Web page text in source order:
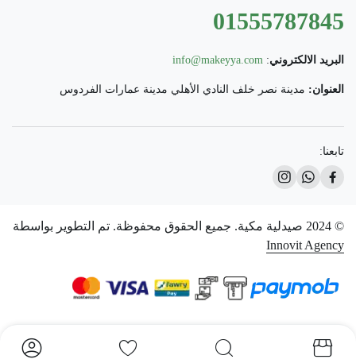
01555787845
البريد الالكتروني:
info@makeyya.com
العنوان: مدينة نصر خلف النادي الأهلي مدينة عمارات الفردوس
تابعنا:
© 2024 صيدلية مكية. جميع الحقوق محفوظة. تم التطوير بواسطة
Innovit Agency